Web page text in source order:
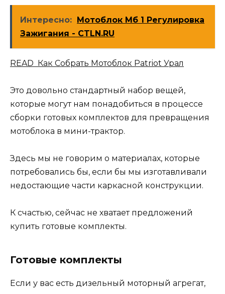
Интересно: Мотоблок Мб 1 Регулировка
Зажигания - CTLN.RU
READ Как Собрать Мотоблок Patriot Урал
Это довольно стандартный набор вещей,
которые могут нам понадобиться в процессе
сборки готовых комплектов для превращения
мотоблока в мини-трактор.
Здесь мы не говорим о материалах, которые
потребовались бы, если бы мы изготавливали
недостающие части каркасной конструкции.
К счастью, сейчас не хватает предложений
купить готовые комплекты.
Готовые комплекты
Если у вас есть дизельный моторный агрегат,